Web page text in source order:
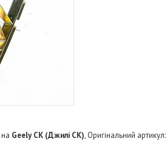
на Geely CK (Джилі СК), Оригінальний артикул: